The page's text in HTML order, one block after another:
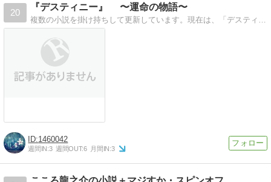
20
『デスティニー』 〜運命の物語〜
複数の小説を掛け持ちして更新しています。現在は、「デスティニー」を中心に更新しています。ぜひ１クリックお願いします。
1460042
週間IN:3 週間OUT:6 月間IN:3